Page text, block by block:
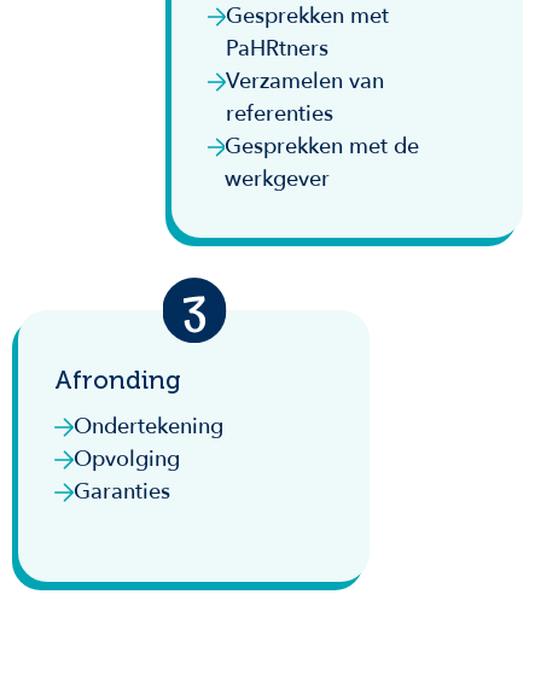
Gesprekken met
PaHRtners
Verzamelen van
referenties
Gesprekken met de
werkgever
Afronding
Ondertekening
Opvolging
Garanties